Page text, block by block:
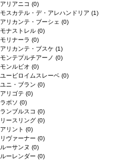
アリアニコ (0)
モスカテル・デ・アレハンドリア (1)
アリカンテ・ブーシェ (0)
モナストレル (0)
モリナーラ (0)
アリカンテ・ブスケ (1)
モンテプルチアーノ (0)
モンルビオ (0)
ユービロイムスレーベ (0)
ユニ・ブラン (0)
アリゴテ (0)
ラボソ (0)
ランブルスコ (0)
リースリング (0)
アリント (0)
リヴァーナー (0)
ルーサンヌ (0)
ルーレンダー (0)